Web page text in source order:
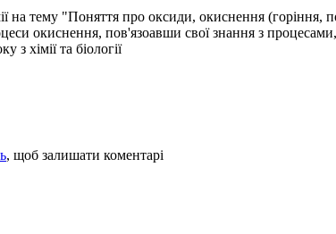
на тему "Поняття про оксиди, окиснення
окиснення, пов'язоавши свої знання з
хімії та біології
, щоб залишати коментарі